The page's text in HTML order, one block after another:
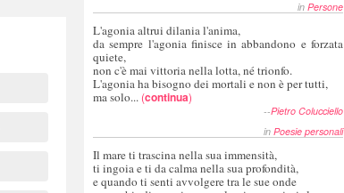
in Persone
L'agonia altrui dilania l'anima,
da sempre l'agonia finisce in abbandono e forzata
quiete,
non c'è mai vittoria nella lotta, né trionfo.
L'agonia ha bisogno dei mortali e non è per tutti,
ma solo... (continua)
--Pietro Colucciello
in Poesie personali
Il mare ti trascina nella sua immensità,
ti ingoia e ti da calma nella sua profondità,
e quando ti senti avvolgere tra le sue onde